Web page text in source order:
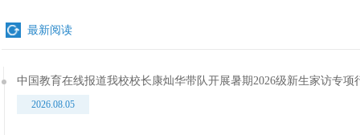
最新阅读
中国教育在线报道我校校长康灿华带队开展暑期2026级新生家访专项
2026.08.05